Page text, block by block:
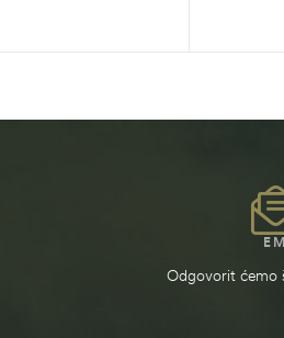
Odgovorit ćemo